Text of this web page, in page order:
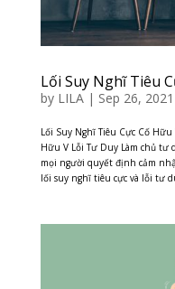
Lối Suy Nghĩ Tiêu
by LILA| Sep 26, 2021
Lối Suy Nghĩ Tiêu Cực Cố
Hữu V Lỗi Tư Duy Làm chủ tư
mọi người quyết định cảm
lối suy nghĩ tiêu cực và lỗi tư